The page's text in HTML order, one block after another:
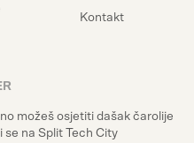
Kontakt
možeš osjetiti dašak čarolije
se na Split Tech City